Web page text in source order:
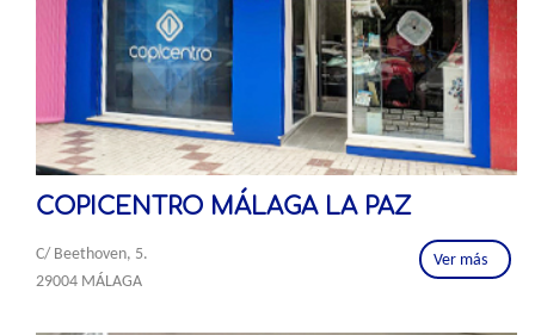
COPICENTRO MÁLAGA LA PAZ
C/ Beethoven, 5.
29004 MÁLAGA
Ver más